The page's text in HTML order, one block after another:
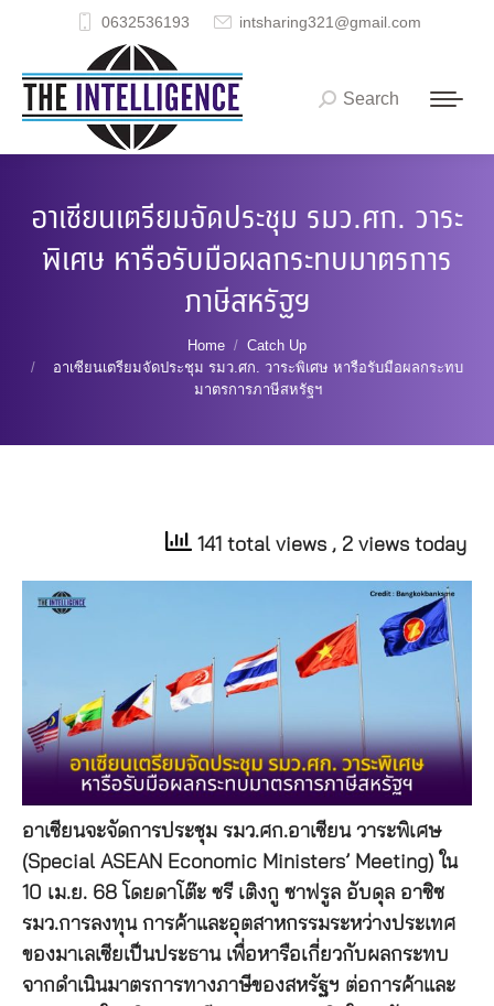
0632536193 intsharing321@gmail.com
Search:
Search
อาเซียนเตรียมจัดประชุม รมว.ศก. วาระ
พิเศษ หารือรับมือผลกระทบมาตรการ
ภาษีสหรัฐฯ
Home
Catch Up
อาเซียนเตรียมจัดประชุม รมว.ศก. วาระพิเศษ หารือรับมือผลกระทบ
มาตรการภาษีสหรัฐฯ
141 total views , 2 views today
อาเซียนจะจัดการประชุม รมว.ศก.อาเซียน วาระพิเศษ
(Special ASEAN Economic Ministers’ Meeting) ใน
10 เม.ย. 68 โดยดาโต๊ะ ซรี เติงกู ซาฟรูล อับดุล อาซิซ
รมว.การลงทุน การค้าและอุตสาหกรรมระหว่างประเทศ
ของมาเลเซียเป็นประธาน เพื่อหารือเกี่ยวกับผลกระทบ
จากดำเนินมาตรการทางภาษีของสหรัฐฯ ต่อการค้าและ